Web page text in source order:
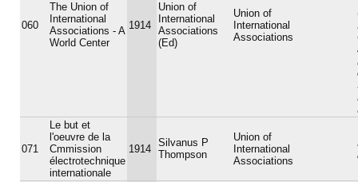
060
The Union of
International
Associations - A
World Center
1914
Union of
International
Associations
(Ed)
Union of
International
Associations
071
Le but et
l'oeuvre de la
Cmmission
électrotechnique
internationale
1914
Silvanus P
Thompson
Union of
International
Associations